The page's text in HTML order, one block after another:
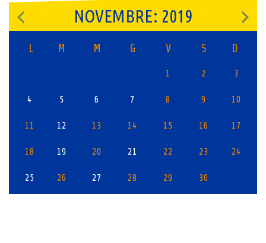
NOVEMBRE: 2019
L M M G V S D
1 2 3
4 5 6 7 8 9 10
11 12 13 14 15 16 17
18 19 20 21 22 23 24
25 26 27 28 29 30